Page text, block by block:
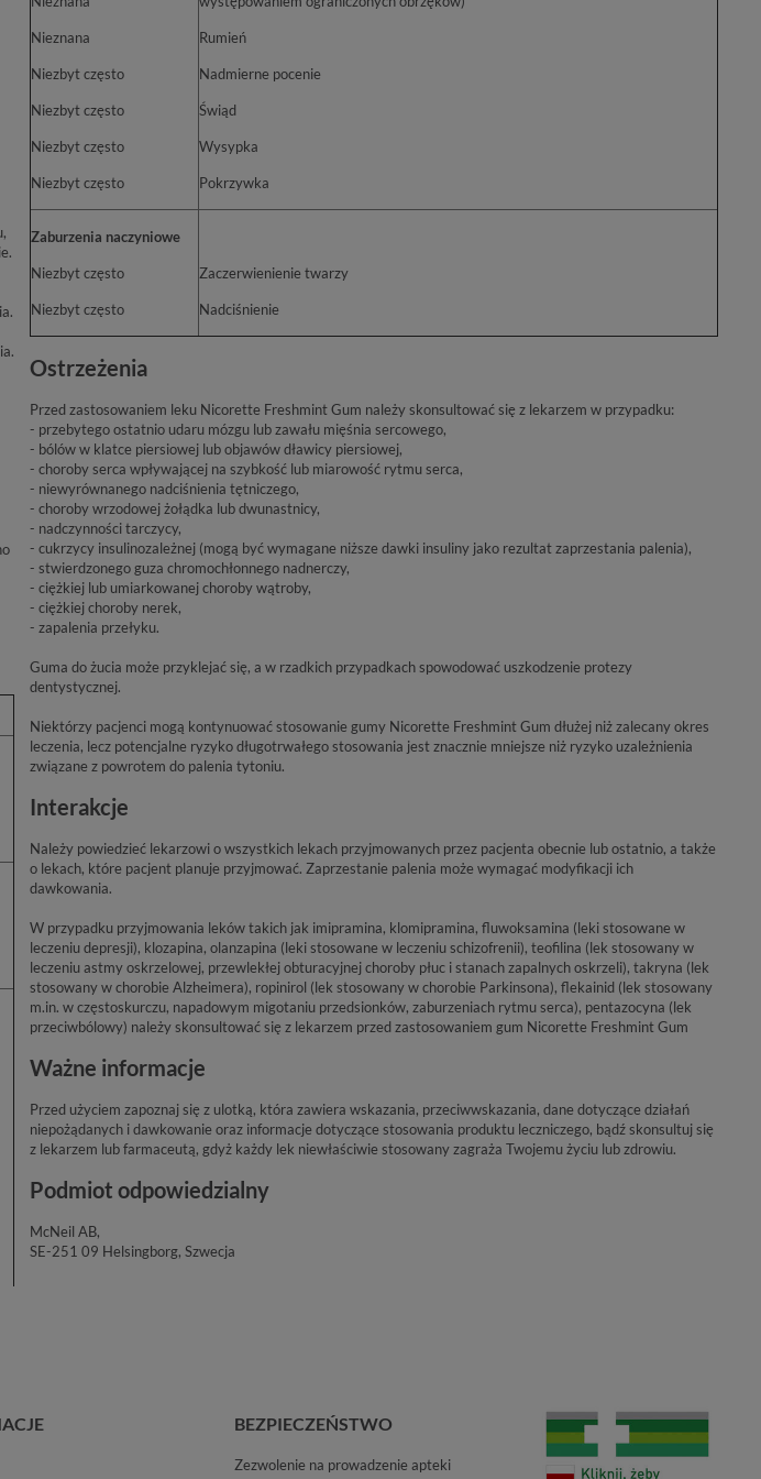
Nieznana
Niezbyt często
Niezbyt często
Niezbyt często
Niezbyt często
Rumień
Nadmierne pocenie
Świąd
Wysypka
Pokrzywka
Zaburzenia naczyniowe
Niezbyt często
Niezbyt często
Zaczerwienienie twarzy
Nadciśnienie
Ostrzeżenia
Przed zastosowaniem leku Nicorette Freshmint Gum należy skonsultować się z lekarzem w przypadku:
- przebytego ostatnio udaru mózgu lub zawału mięśnia sercowego,
- bólów w klatce piersiowej lub objawów dławicy piersiowej,
- choroby serca wpływającej na szybkość lub miarowość rytmu serca,
- niewyrównanego nadciśnienia tętniczego,
- choroby wrzodowej żołądka lub dwunastnicy,
- nadczynności tarczycy,
- cukrzycy insulinozależnej (mogą być wymagane niższe dawki insuliny jako rezultat zaprzestania palenia),
- stwierdzonego guza chromochłonnego nadnerczy,
- ciężkiej lub umiarkowanej choroby wątroby,
- ciężkiej choroby nerek,
- zapalenia przełyku.
Guma do żucia może przyklejać się, a w rzadkich przypadkach spowodować uszkodzenie protezy
dentystycznej.
Niektórzy pacjenci mogą kontynuować stosowanie gumy Nicorette Freshmint Gum dłużej niż zalecany okres
leczenia, lecz potencjalne ryzyko długotrwałego stosowania jest znacznie mniejsze niż ryzyko uzależnienia
związane z powrotem do palenia tytoniu.
Interakcje
Należy powiedzieć lekarzowi o wszystkich lekach przyjmowanych przez pacjenta obecnie lub ostatnio, a także
o lekach, które pacjent planuje przyjmować. Zaprzestanie palenia może wymagać modyfikacji ich
dawkowania.
W przypadku przyjmowania leków takich jak imipramina, klomipramina, fluwoksamina (leki stosowane w
leczeniu depresji), klozapina, olanzapina (leki stosowane w leczeniu schizofrenii), teofilina (lek stosowany w
leczeniu astmy oskrzelowej, przewlekłej obturacyjnej choroby płuc i stanach zapalnych oskrzeli), takryna (lek
stosowany w chorobie Alzheimera), ropinirol (lek stosowany w chorobie Parkinsona), flekainid (lek stosowany
m.in. w częstoskurczu, napadowym migotaniu przedsionków, zaburzeniach rytmu serca), pentazocyna (lek
przeciwbólowy) należy skonsultować się z lekarzem przed zastosowaniem gum Nicorette Freshmint Gum
Ważne informacje
Przed użyciem zapoznaj się z ulotką, która zawiera wskazania, przeciwwskazania, dane dotyczące działań
niepożądanych i dawkowanie oraz informacje dotyczące stosowania produktu leczniczego, bądź skonsultuj się
z lekarzem lub farmaceutą, gdyż każdy lek niewłaściwie stosowany zagraża Twojemu życiu lub zdrowiu.
Podmiot odpowiedzialny
McNeil AB,
SE-251 09 Helsingborg, Szwecja
BEZPIECZEŃSTWO
Zezwolenie na prowadzenie apteki